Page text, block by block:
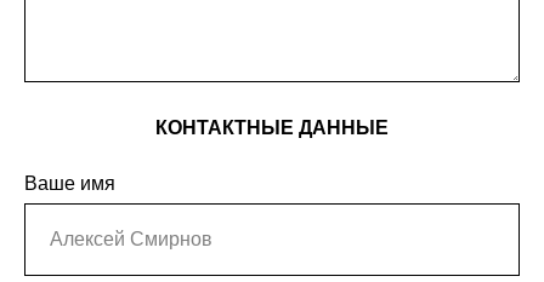
КОНТАКТНЫЕ ДАННЫЕ
Ваше имя